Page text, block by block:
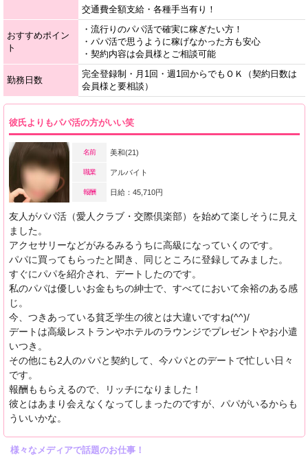
交通費全額支給・各種手当有り！
おすすめポイン
ト
・流行りのパパ活で確実に稼ぎたい方！
・パパ活で思うように稼げなかった方も安心
・契約内容は会員様とご相談可能
勤務日数
完全登録制・月1回・週1回からでもＯＫ（契約日数は
会員様と要相談）
彼氏よりもパパ活の方がいい笑
名前 美和(21)
職業 アルバイト
報酬 日給：45,710円
友人がパパ活（愛人クラブ・交際倶楽部）を始めて楽しそうに見え
ました。
アクセサリーなどがみるみるうちに高級になっていくのです。
パパに買ってもらったと聞き、同じところに登録してみました。
すぐにパパを紹介され、デートしたのです。
私のパパは優しいお金もちの紳士で、すべてにおいて余裕のある感
じ。
今、つきあっている貧乏学生の彼とは大違いですね(^^)/
デートは高級レストランやホテルのラウンジでプレゼントやお小遣
いつき。
その他にも2人のパパと契約して、今パパとのデートで忙しい日々
です。
報酬ももらえるので、リッチになりました！
彼とはあまり会えなくなってしまったのですが、パパがいるからも
ういいかな。
様々なメディアで話題のお仕事！